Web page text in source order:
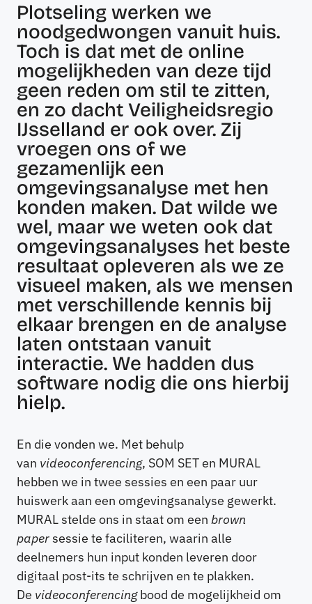
Plotseling werken we
noodgedwongen vanuit huis.
Toch is dat met de online
mogelijkheden van deze tijd
geen reden om stil te zitten,
en zo dacht Veiligheidsregio
IJsselland er ook over. Zij
vroegen ons of we
gezamenlijk een
omgevingsanalyse met hen
konden maken. Dat wilde we
wel, maar we weten ook dat
omgevingsanalyses het beste
resultaat opleveren als we ze
visueel maken, als we mensen
met verschillende kennis bij
elkaar brengen en de analyse
laten ontstaan vanuit
interactie. We hadden dus
software nodig die ons hierbij
hielp.
En die vonden we. Met behulp
van videoconferencing, SOM SET en MURAL
hebben we in twee sessies en een paar uur
huiswerk aan een omgevingsanalyse gewerkt.
MURAL stelde ons in staat om een brown
papersessie te faciliteren, waarin alle
deelnemers hun input konden leveren door
digitaal post-its te schrijven en te plakken.
De videoconferencingbood de mogelijkheid om